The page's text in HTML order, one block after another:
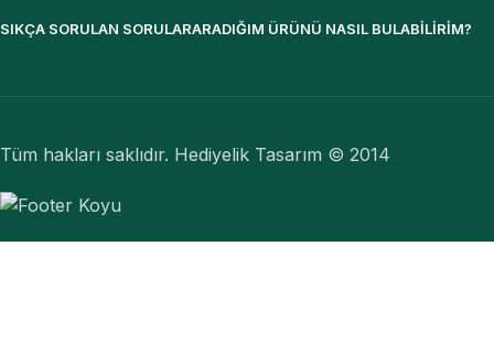
SIKÇA SORULAN SORULARARADIĞIM ÜRÜNÜ NASIL BULABILIRIM?
Tüm hakları saklıdır. Hediyelik Tasarım © 2014